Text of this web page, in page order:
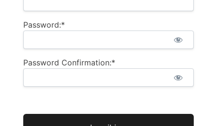
Password:*
Password Confirmation:*
No val